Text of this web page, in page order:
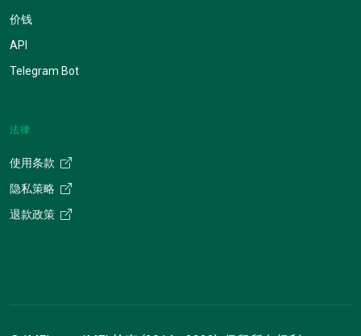
价钱
API
Telegram Bot
法律
使用条款
隐私策略
退款政策